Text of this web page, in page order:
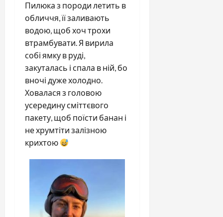
Пилюка з породи летить в
обличчя, її заливають
водою, щоб хоч трохи
втрамбувати. Я вирила
собі ямку в руді,
закуталась і спала в ній, бо
вночі дуже холодно.
Ховалася з головою
усередину сміттєвого
пакету, щоб поїсти банан і
не хрумтіти залізною
крихтою